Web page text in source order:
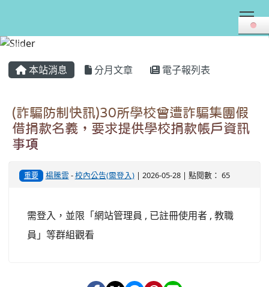
本站消息 分月文章 電子報列表
(詐騙防制快訊)30所學校曾遭詐騙集團假
借捐款名義，要求提供學校捐款帳戶資訊
事項
重要 楊騰雲 -校內公告(需登入)| 2026-05-28 | 點閱數： 65
需登入，並限「網站管理員 , 已註冊使用者 , 教職
員」等群組觀看